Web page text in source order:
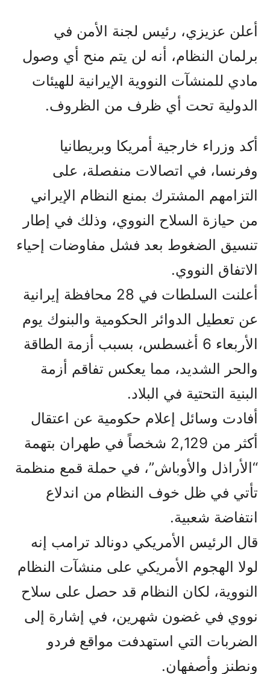
أعلن عزيزي، رئيس لجنة الأمن في
برلمان النظام، أنه لن يتم منح أي وصول
مادي للمنشآت النووية الإيرانية للهيئات
الدولية تحت أي ظرف من الظروف.
أكد وزراء خارجية أمريكا وبريطانيا
وفرنسا، في اتصالات منفصلة، على
التزامهم المشترك بمنع النظام الإيراني
من حيازة السلاح النووي، وذلك في إطار
تنسيق الضغوط بعد فشل مفاوضات إحياء
الاتفاق النووي.
أعلنت السلطات في 28 محافظة إيرانية
عن تعطيل الدوائر الحكومية والبنوك يوم
الأربعاء 6 أغسطس، بسبب أزمة الطاقة
والحر الشديد، مما يعكس تفاقم أزمة
البنية التحتية في البلاد.
أفادت وسائل إعلام حكومية عن اعتقال
أكثر من 2,129 شخصاً في طهران بتهمة
“الأراذل والأوباش”، في حملة قمع منظمة
تأتي في ظل خوف النظام من اندلاع
انتفاضة شعبية.
قال الرئيس الأمريكي دونالد ترامب إنه
لولا الهجوم الأمريكي على منشآت النظام
النووية، لكان النظام قد حصل على سلاح
نووي في غضون شهرين، في إشارة إلى
الضربات التي استهدفت مواقع فردو
ونطنز وأصفهان.